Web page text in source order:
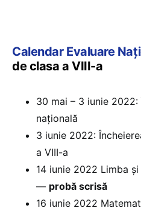
Calendar Evaluare
de clasa a VIII-a
30 mai – 3 iunie 2022:
națională
3 iunie 2022:
a VIII-a
14 iunie 2022 Limba
— probă scrisă
16 iunie 2022